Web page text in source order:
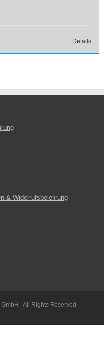
Details
& Widerrufsbelehrung
| All Rights Reserved